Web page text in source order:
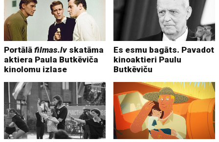
Portālāfilmas.lv skatāma
aktiera Paula Butkēviča
kinolomu izlase
Es esmu bagāts. Pavadot
kinoaktieri Paulu
Butkēviču